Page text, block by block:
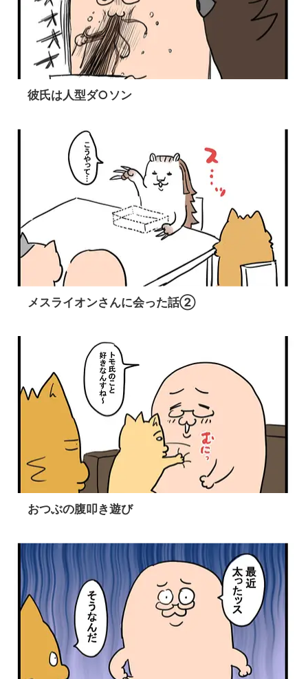
彼氏は人型ダ○ソン
メスライオンさんに会った話②
おつぶの腹叩き遊び